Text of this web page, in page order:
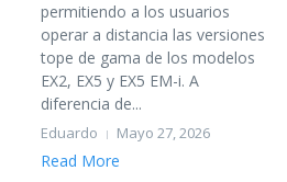
permitiendo a los usuarios
operar a distancia las versiones
tope de gama de los modelos
EX2, EX5 y EX5 EM-i. A
diferencia de...
Eduardo Mayo 27, 2026
Read More